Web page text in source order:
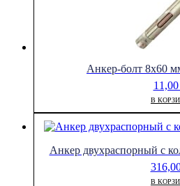
Анкер-болт 8х60
11,00
В
Анкер двухраспорный с
В